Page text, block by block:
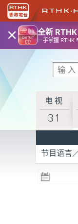
× 全新
一手掌握 RTHK
电视
31
R3
电台
节目语言